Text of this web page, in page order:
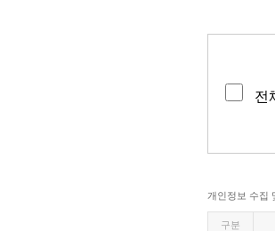
전
개인정보 수집
구분